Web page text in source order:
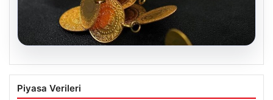
13 Nisan 2026 Altın Fiyatları Canlı
Güncelleme: Gram, Çeyrek, Yarım ve
Piyasa Verileri